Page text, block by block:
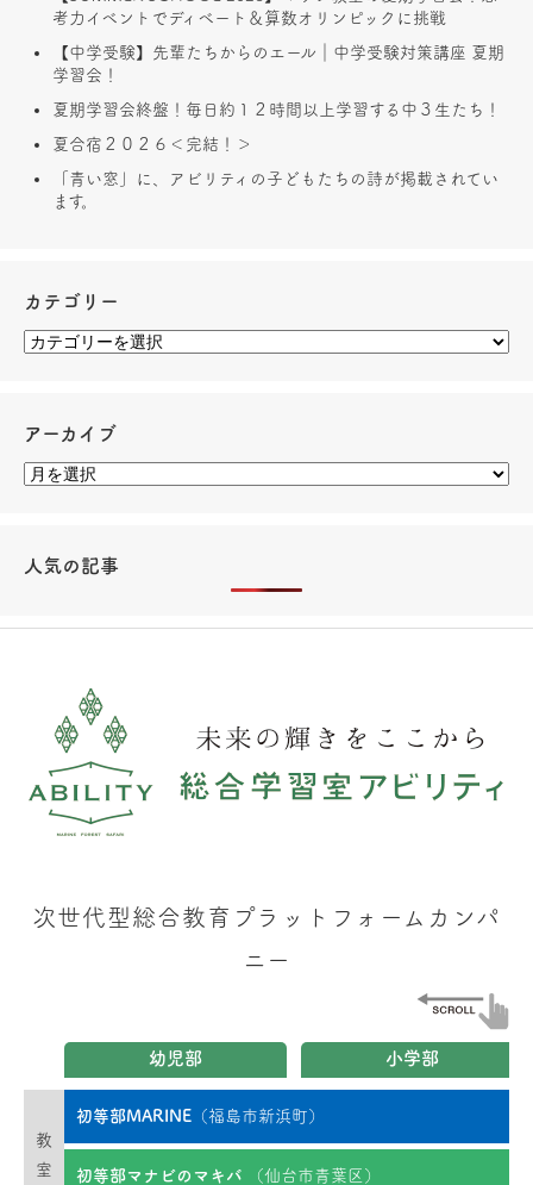
考力イベントでディベート＆算数オリンピックに挑戦
【中学受験】先輩たちからのエール｜中学受験対策講座 夏期
学習会！
夏期学習会終盤！毎日約１２時間以上学習する中３生たち！
夏合宿２０２６＜完結！＞
「青い窓」に、アビリティの子どもたちの詩が掲載されてい
ます。
カテゴリー
アーカイブ
人気の記事
次世代型総合教育プラットフォームカンパ
ニー
教
室
幼児部 小学部
初等部MARINE （福島市新浜町）
初等部マナビのマキバ （仙台市青葉区）